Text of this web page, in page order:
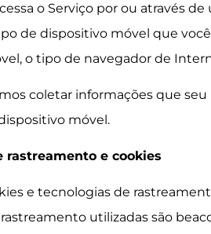
o Serviço por ou através
de dispositivo móvel que
o tipo de navegador de
coletar informações que seu
móvel.
rastreamento e cookies
e tecnologias de
utilizadas são